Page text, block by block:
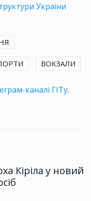
України
ВОКЗАЛИ
каналі ГІТу.
Кіріла у новий